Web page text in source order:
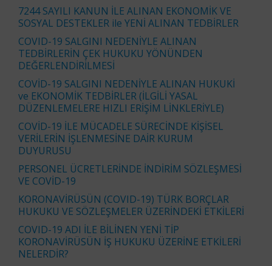
7244 SAYILI KANUN İLE ALINAN EKONOMİK VE
SOSYAL DESTEKLER ile YENİ ALINAN TEDBİRLER
COVID-19 SALGINI NEDENİYLE ALINAN
TEDBİRLERİN ÇEK HUKUKU YÖNÜNDEN
DEĞERLENDİRİLMESİ
COVİD-19 SALGINI NEDENİYLE ALINAN HUKUKİ
ve EKONOMİK TEDBİRLER (İLGİLİ YASAL
DÜZENLEMELERE HIZLI ERİŞİM LİNKLERİYLE)
COVİD-19 İLE MÜCADELE SÜRECİNDE KİŞİSEL
VERİLERİN İŞLENMESİNE DAİR KURUM
DUYURUSU
PERSONEL ÜCRETLERİNDE İNDİRİM SÖZLEŞMESİ
VE COVİD-19
KORONAVİRÜSÜN (COVID-19) TÜRK BORÇLAR
HUKUKU VE SÖZLEŞMELER ÜZERİNDEKİ ETKİLERİ
COVID-19 ADI İLE BİLİNEN YENİ TİP
KORONAVİRÜSÜN İŞ HUKUKU ÜZERİNE ETKİLERİ
NELERDİR?